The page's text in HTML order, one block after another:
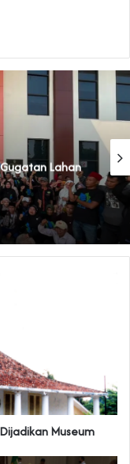
Lahan
Museum